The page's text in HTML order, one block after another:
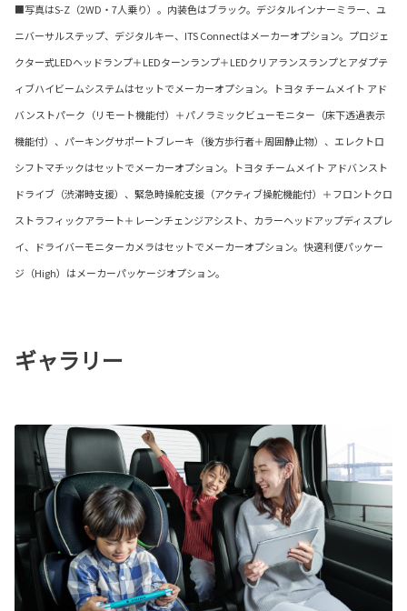
■写真はS-Z（2WD・7人乗り）。内装色はブラック。デジタルインナーミラー、ユ
ニバーサルステップ、デジタルキー、ITS Connectはメーカーオプション。プロジェ
クター式LEDヘッドランプ＋LEDターンランプ＋LEDクリアランスランプとアダプテ
ィブハイビームシステムはセットでメーカーオプション。トヨタ チームメイト アド
バンストパーク（リモート機能付）＋パノラミックビューモニター（床下透過表示
機能付）、パーキングサポートブレーキ（後方歩行者＋周囲静止物）、エレクトロ
シフトマチックはセットでメーカーオプション。トヨタ チームメイト アドバンスト
ドライブ（渋滞時支援）、緊急時操舵支援（アクティブ操舵機能付）＋フロントクロ
ストラフィックアラート＋レーンチェンジアシスト、カラーヘッドアップディスプレ
イ、ドライバーモニターカメラはセットでメーカーオプション。快適利便パッケー
ジ（High）はメーカーパッケージオプション。
ギャラリー